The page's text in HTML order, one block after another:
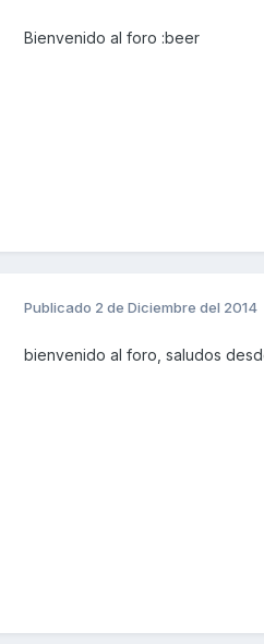
Bienvenido al foro :beer
Publicado 2 de Diciembre del 2014
bienvenido al foro, saludos